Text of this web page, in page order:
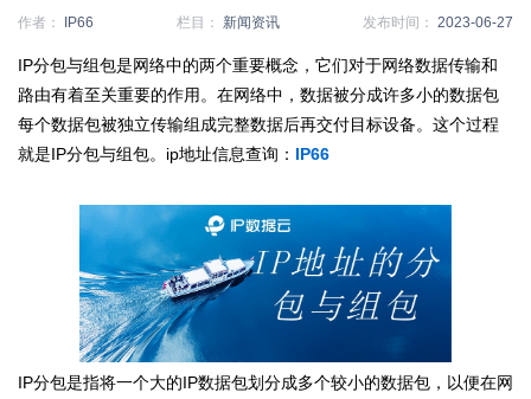
作者： IP66 栏目： 新闻资讯 发布时间： 2023-06-27
IP分包与组包是网络中的两个重要概念，它们对于网络数据传输和
路由有着至关重要的作用。在网络中，数据被分成许多小的数据包
每个数据包被独立传输组成完整数据后再交付目标设备。这个过程
就是IP分包与组包。ip地址信息查询： IP66
IP分包是指将一个大的IP数据包划分成多个较小的数据包，以便在网